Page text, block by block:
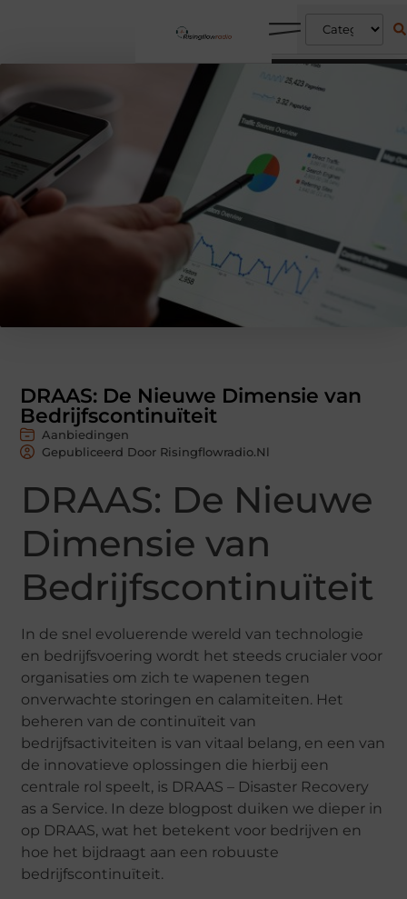
DRAAS: De Nieuwe Dimensie van
Bedrijfscontinuïteit
Aanbiedingen
Gepubliceerd Door Risingflowradio.nl
DRAAS: De Nieuwe
Dimensie van
Bedrijfscontinuïteit
In de snel evoluerende wereld van technologie
en bedrijfsvoering wordt het steeds crucialer voor
organisaties om zich te wapenen tegen
onverwachte storingen en calamiteiten. Het
beheren van de continuïteit van
bedrijfsactiviteiten is van vitaal belang, en een van
de innovatieve oplossingen die hierbij een
centrale rol speelt, is DRAAS – Disaster Recovery
as a Service. In deze blogpost duiken we dieper in
op DRAAS, wat het betekent voor bedrijven en
hoe het bijdraagt aan een robuuste
bedrijfscontinuïteit.